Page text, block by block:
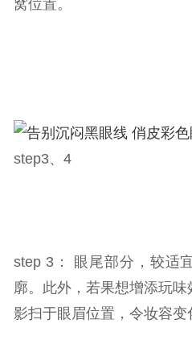
窝位置。
step3、4
step 3： 眼尾部分，较适
廓。此外，若果想增添玩
影扫于眼眉位置，令妆容变